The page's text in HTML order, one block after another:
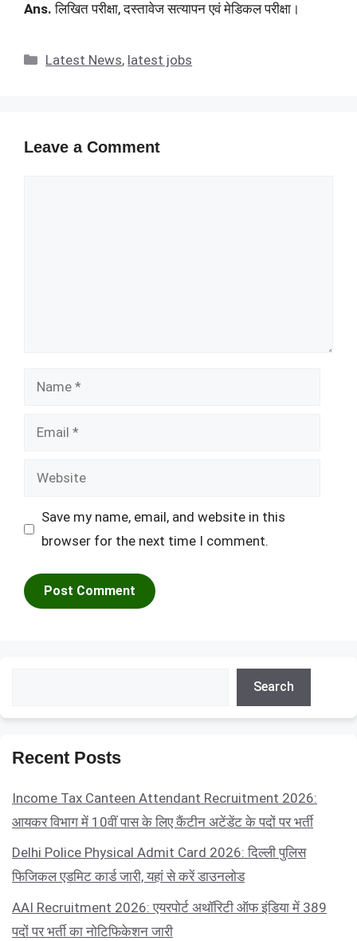
Ans. लिखित परीक्षा, दस्तावेज सत्यापन एवं मेडिकल परीक्षा।
Categories
Latest News, latest jobs
Leave a Comment
Name
Email
Website
Save my name, email, and website in this
browser for the next time I comment.
Search
Recent Posts
Income Tax Canteen Attendant Recruitment 2026:
आयकर विभाग में 10वीं पास के लिए कैंटीन अटेंडेंट के पदों पर भर्ती
Delhi Police Physical Admit Card 2026: दिल्ली पुलिस
फिजिकल एडमिट कार्ड जारी, यहां से करें डाउनलोड
AAI Recruitment 2026: एयरपोर्ट अथॉरिटी ऑफ इंडिया में 389
पदों पर भर्ती का नोटिफिकेशन जारी